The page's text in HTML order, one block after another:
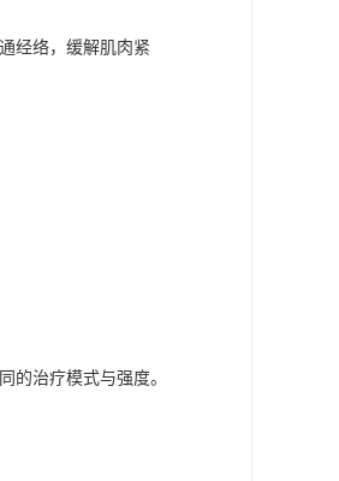
经络，缓解肌肉紧
的治疗模式与强度。